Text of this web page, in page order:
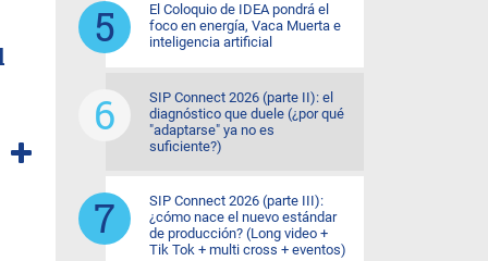
El Coloquio de IDEA pondrá el
foco en energía, Vaca Muerta e
inteligencia artificial
SIP Connect 2026 (parte II): el
diagnóstico que duele (¿por qué
"adaptarse" ya no es
suficiente?)
SIP Connect 2026 (parte III):
¿cómo nace el nuevo estándar
de producción? (Long video +
Tik Tok + multi cross + eventos)